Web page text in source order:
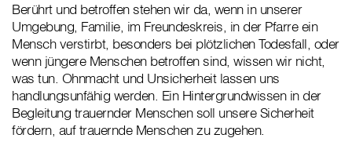
Berührt und betroffen stehen wir da, wenn in unserer
Umgebung, Familie, im Freundeskreis, in der Pfarre ein
Mensch verstirbt, besonders bei plötzlichen Todesfall, oder
wenn jüngere Menschen betroffen sind, wissen wir nicht,
was tun. Ohnmacht und Unsicherheit lassen uns
handlungsunfähig werden. Ein Hintergrundwissen in der
Begleitung trauernder Menschen soll unsere Sicherheit
fördern, auf trauernde Menschen zu zugehen.